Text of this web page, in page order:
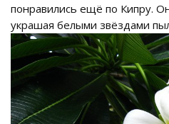
понравились ещё по Кипру.
украшая белыми звёздами